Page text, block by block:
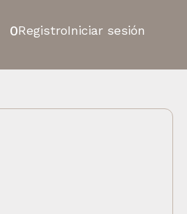
0RegistroIniciar sesión